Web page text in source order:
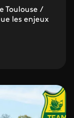
Toulouse /
les enjeux